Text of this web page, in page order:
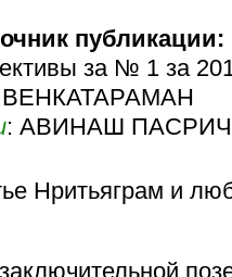
публикации:
за № 1 за
ВЕНКАТАРАМАН
: АВИНАШ